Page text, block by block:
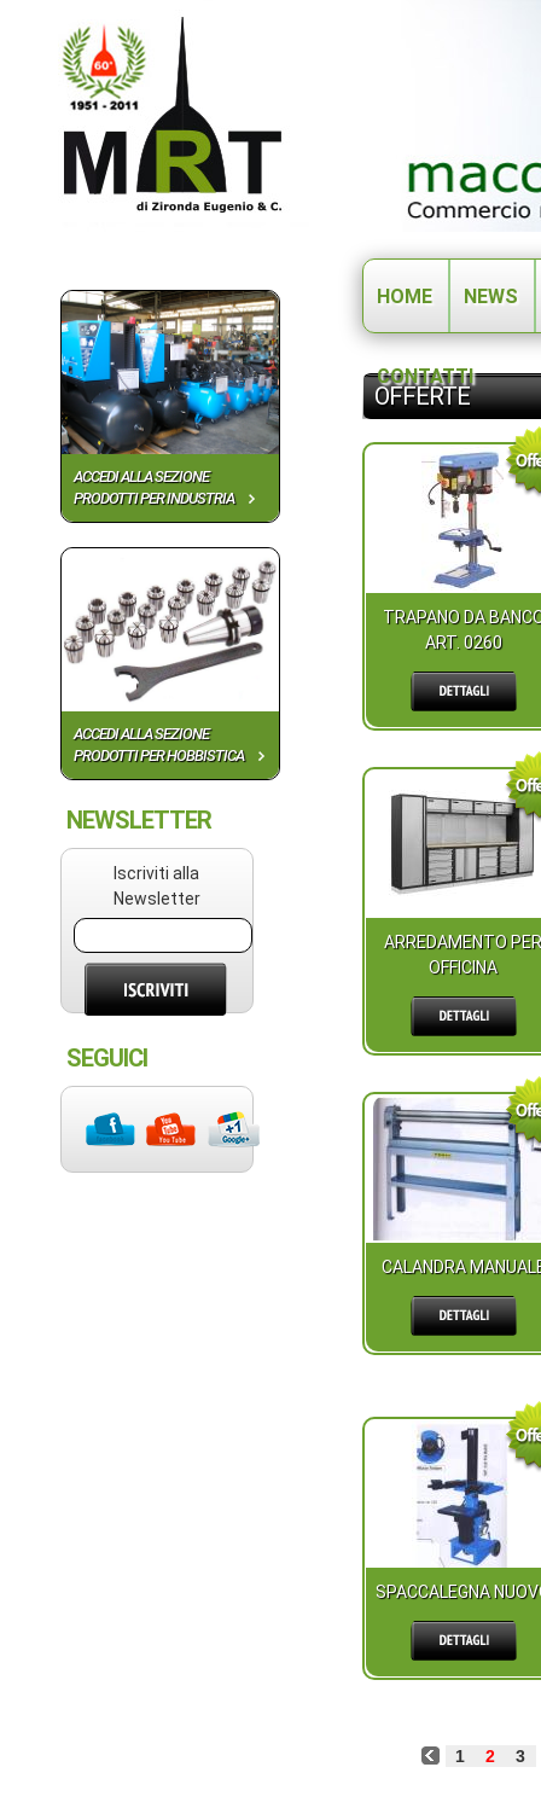
ACCEDI ALLA SEZIONE
PRODOTTI PER INDUSTRIA
ACCEDI ALLA SEZIONE
PRODOTTI PER HOBBISTICA
NEWSLETTER
Iscriviti alla
Newsletter
SEGUICI
HOME NEWS
CONTATTI
OFFERTE
TRAPANO DA
ART. 0260
ARREDAMENTO
OFFICINA
CALANDRA
SPACCALEGNA
1 2 3